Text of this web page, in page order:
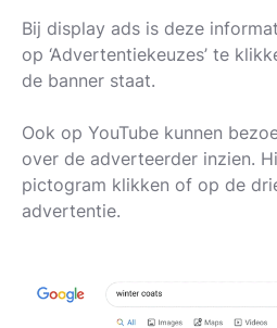
Bij display ads is deze
op ‘Advertentiekeuzes’ te
de banner staat.
Ook op YouTube kunnen
over de adverteerder inzien.
pictogram klikken of op de
advertentie.